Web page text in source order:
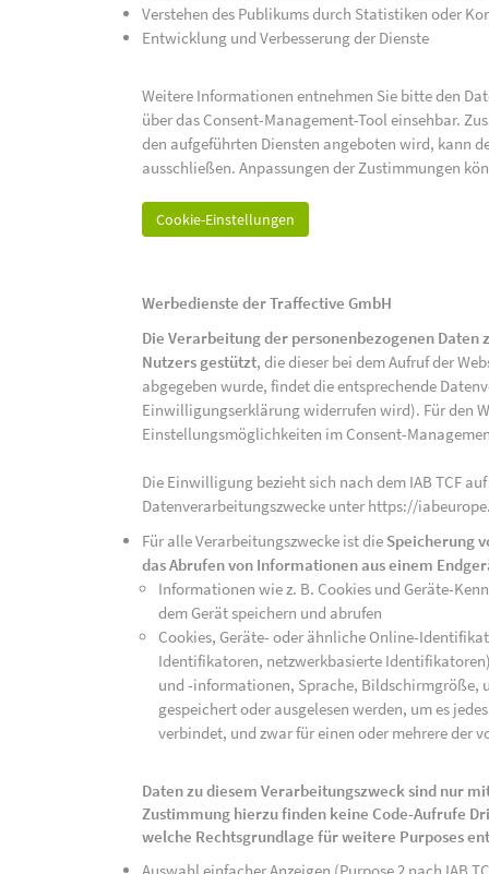
Verstehen des Publikums durch Statistiken oder
Entwicklung und Verbesserung der Dienste
Weitere Informationen entnehmen Sie bitte den
über das Consent-Management-Tool einsehbar.
den aufgeführten Diensten angeboten wird, kann
ausschließen. Anpassungen der Zustimmungen
Cookie-Einstellungen
Werbedienste der Traffective GmbH
Die Verarbeitung der personenbezogenen
Nutzers gestützt, die dieser bei dem Aufruf der
abgegeben wurde, findet die entsprechende
Einwilligungserklärung widerrufen wird). Für den
Einstellungsmöglichkeiten im Consent-
Die Einwilligung bezieht sich nach dem IAB TCF
Datenverarbeitungszwecke unter https://
Für alle Verarbeitungszwecke ist die Speicherung
das Abrufen von Informationen aus einem
Informationen wie z. B. Cookies und Geräte-
dem Gerät speichern und abrufen
Cookies, Geräte- oder ähnliche Online-
Identifikatoren, netzwerkbasierte
und -informationen, Sprache, Bildschirmgröße,
gespeichert oder ausgelesen werden, um es
verbindet, und zwar für einen oder mehrere der
Daten zu diesem Verarbeitungszweck sind nur
Zustimmung hierzu finden keine Code-Aufrufe
welche Rechtsgrundlage für weitere Purposes